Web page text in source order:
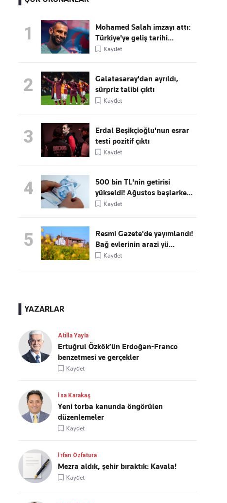
Kaçırmayın
Ücretsiz üye olun, gündemi
1
Mohamed Salah imzayı attı:
Türkiye'ye geliş tarihi...
Kaydet
2
Galatasaray'dan ayrıldı,
sürpriz talibi çıktı
Kaydet
3
Erdal Beşikçioğlu'nun esrar
testi pozitif çıktı
Kaydet
4
500 bin TL'nin getirisi
yükseldi! Ağustos başlarke...
Kaydet
5
Resmi Gazete'de yayımlandı!
Bağ evlerinin arazi yü...
Kaydet
YAZARLAR
Atilla Yayla
Ertuğrul Özkök’ün Erdoğan-Franco
benzetmesi ve gerçekler
Kaydet
İsa Karakaş
Yeni torba kanunda öngörülen
düzenlemeler
Kaydet
İrfan Özfatura
Mezra aldık, şehir bıraktık: Kavala!
Kaydet